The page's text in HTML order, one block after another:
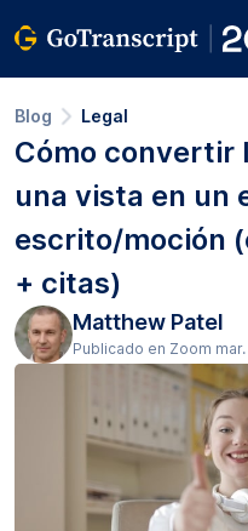
Blog Legal
Cómo convertir
una vista en un
escrito/moción
+ citas)
Matthew Patel
Publicado en Zoom mar.